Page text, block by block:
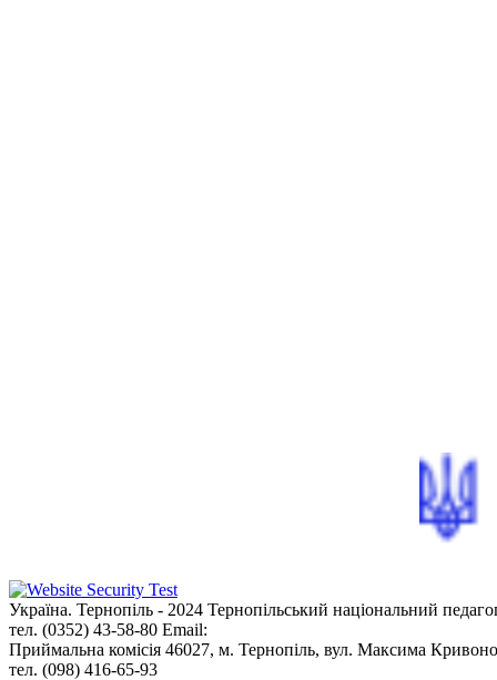
Україна. Тернопіль - 2024 Тернопільський національний
тел. (0352) 43-58-80 Email:
Приймальна комісія 46027, м. Тернопіль, вул. Максима
тел. (098) 416-65-93